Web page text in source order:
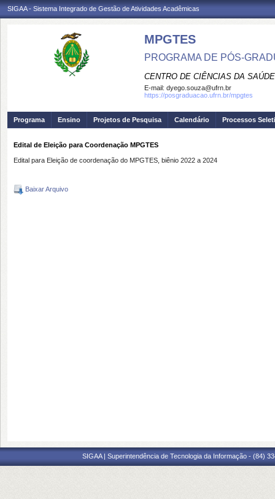
SIGAA - Sistema Integrado de Gestão de Atividades Acadêmicas
MPGTES
PROGRAMA DE PÓS-
CENTRO DE CIÊNCIAS DA SAÚDE
E-mail: dyego.souza@ufrn.br
https://posgraduacao.ufrn.br/mpgtes
Programa Ensino Projetos de Pesquisa Calendário Processos
Edital de Eleição para Coordenação MPGTES
Edital para Eleição de coordenação do MPGTES, biênio 2022 a 2024
Baixar Arquivo
SIGAA | Superintendência de Tecnologia da Informação - (84)